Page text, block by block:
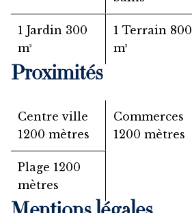
1 Jardin 300
m²
1 Terrain 800
m²
Proximités
Centre ville
1200 mètres
Commerces
1200 mètres
Plage 1200
mètres